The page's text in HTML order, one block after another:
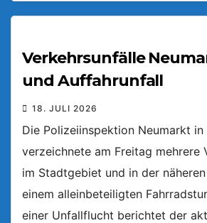
Verkehrsunfälle
und Auffahrunfall
18. JULI 2026
Die Polizeiinspektion Neumarkt
verzeichnete am Freitag mehrere
im Stadtgebiet und in der
einem alleinbeteiligten
einer Unfallflucht berichtet der